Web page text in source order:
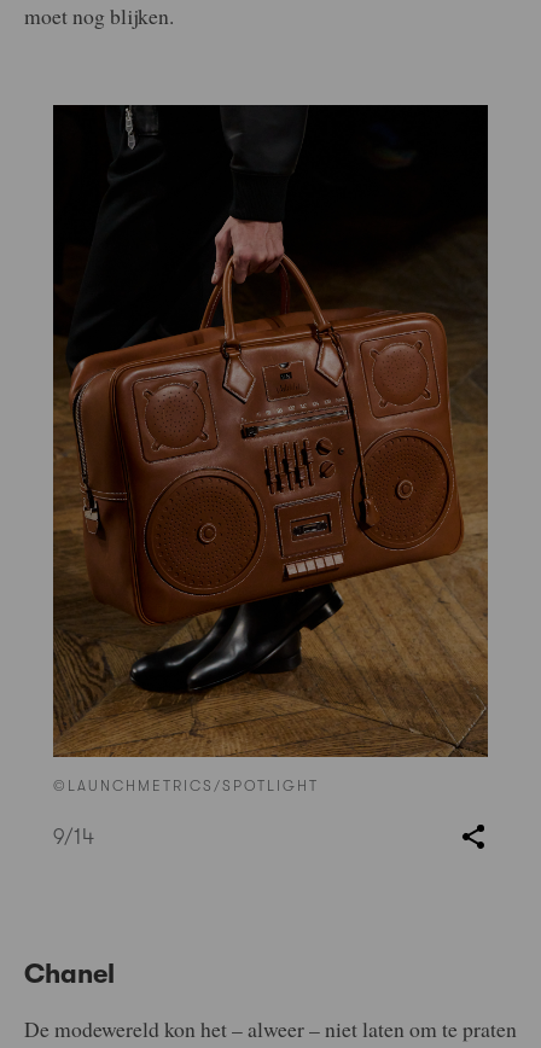
moet nog blijken.
©LAUNCHMETRICS/SPOTLIGHT
9/14
Chanel
De modewereld kon het – alweer – niet laten om te praten